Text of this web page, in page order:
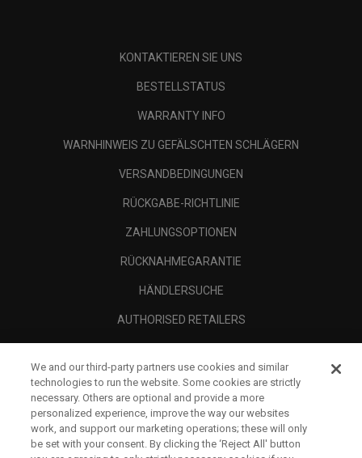
KONTAKTIEREN SIE UNS
BESTELLSTATUS
WARRANTY INFO
WARNHINWEIS ZU GEFÄLSCHTEN SCHLÄGERN
VERSANDBEDINGUNGEN
RÜCKGABE-RICHTLINIE
ZAHLUNGSOPTIONEN
RÜCKNAHMEGARANTIE
HÄNDLERSUCHE
AUTHORISED RETAILERS
UNTERNEHMENSPROFIL
RECHTLICHES-
We and our third-party partners use cookies and similar
technologies to run the website. Some cookies are strictly
necessary. Others are optional and provide a more
personalized experience, improve the way our websites
work, and support our marketing operations; these will only
be set with your consent. By clicking the ‘Reject All' button